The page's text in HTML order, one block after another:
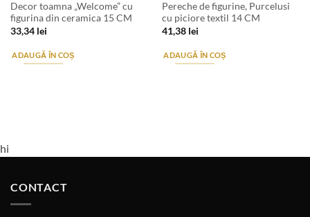
Decor toamna „Welcome” cu
figurina din ceramica 15 CM
33,34 lei
ADAUGĂ ÎN COȘ
Pereche de figurine, Purcelusi
cu piciore textil 14 CM
41,38 lei
ADAUGĂ ÎN COȘ
hi
CONTACT